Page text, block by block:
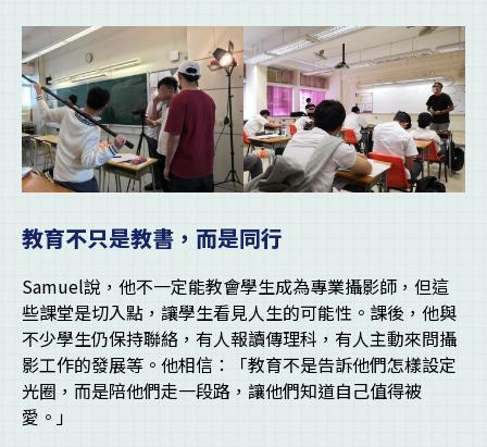
教育不只是教書，而是同行
Samuel說，他不一定能教會學生成為專業攝影師，但這
些課堂是切入點，讓學生看見人生的可能性。課後，他與
不少學生仍保持聯絡，有人報讀傳理科，有人主動來問攝
影工作的發展等。他相信：「教育不是告訴他們怎樣設定
光圈，而是陪他們走一段路，讓他們知道自己值得被
愛。」